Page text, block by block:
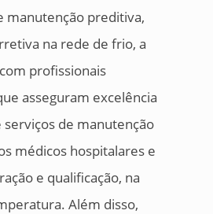
manutenção preditiva,
na rede de frio, a
profissionais
asseguram excelência
serviços de manutenção
médicos hospitalares e
e qualificação, na
Além disso,